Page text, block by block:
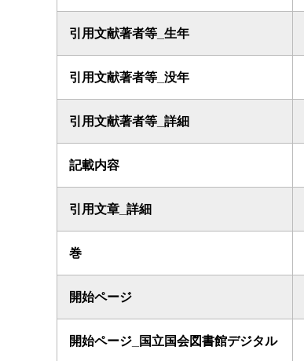
引用文献著者等_生年
引用文献著者等_没年
引用文献著者等_詳細
記載内容
引用文章_詳細
巻
開始ページ
開始ページ_国立国会図書館デジタル